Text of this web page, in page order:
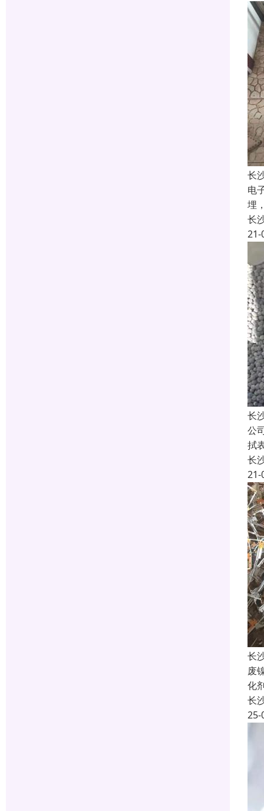
长
电
埋
长
21-
长
公
拭
长
21-
长
废
化
长
25-